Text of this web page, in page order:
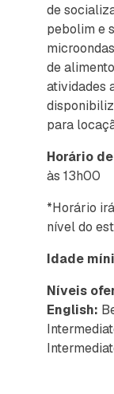
de
pebolim e
de
atividades
para
Horário
às 13h00
*Horário
nível do
Idade
Níveis
English: